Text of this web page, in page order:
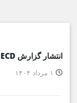
انتشار گزارش OECD درباره‌ مکسین‌های تیتانیوم کاربید